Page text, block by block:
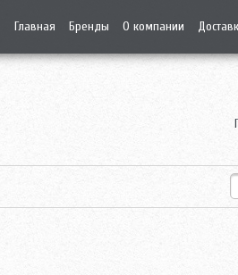
Главная Бренды О компании